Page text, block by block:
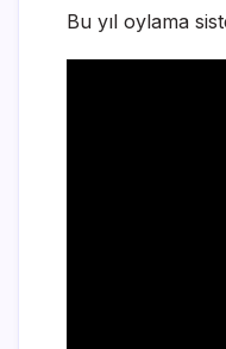
Bu yıl oylama